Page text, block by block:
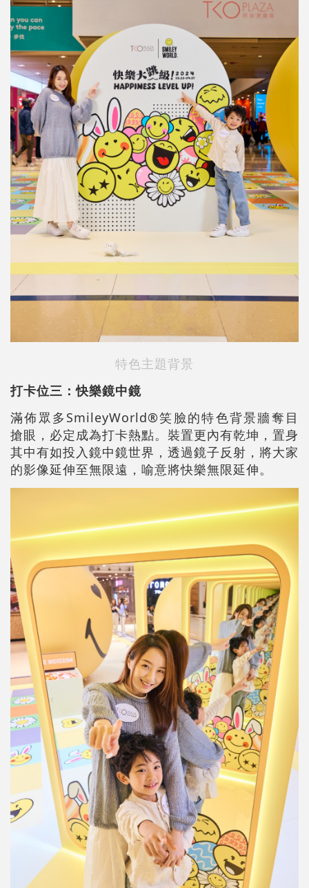
特色主題背景
打卡位三：快樂鏡中鏡
滿佈眾多SmileyWorld®笑臉的特色背景牆奪目
搶眼，必定成為打卡熱點。裝置更內有乾坤，置身
其中有如投入鏡中鏡世界，透過鏡子反射，將大家
的影像延伸至無限遠，喻意將快樂無限延伸。